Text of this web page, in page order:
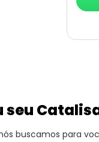
seu
buscamos para